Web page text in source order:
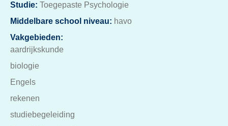
Studie: Toegepaste Psychologie
Middelbare school niveau: havo
Vakgebieden:
aardrijkskunde
biologie
Engels
rekenen
studiebegeleiding